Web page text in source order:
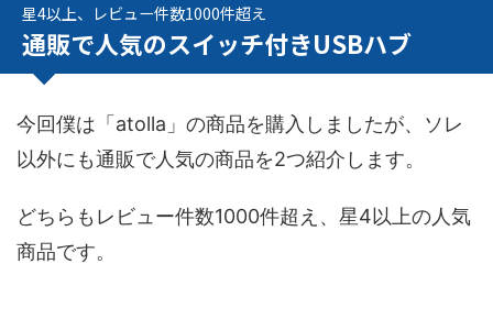
星4以上、レビュー件数1000件超え
通販で人気のスイッチ付きUSBハブ
今回僕は「atolla」の商品を購入しましたが、ソレ
以外にも通販で人気の商品を2つ紹介します。
どちらもレビュー件数1000件超え、星4以上の人気
商品です。